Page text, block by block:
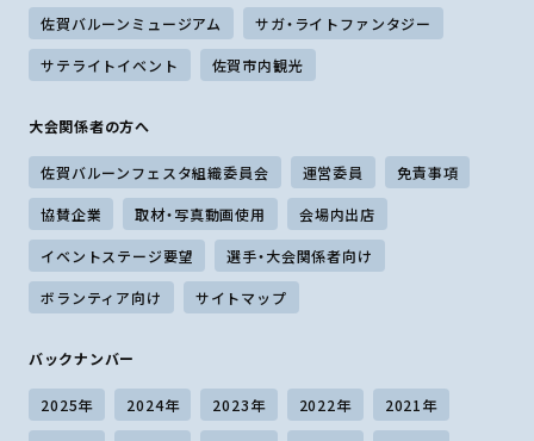
佐賀バルーンミュージアム サガ・ライトファンタジー
サテライトイベント 佐賀市内観光
大会関係者の方へ
佐賀バルーンフェスタ組織委員会 運営委員 免責事項
協賛企業 取材・写真動画使用 会場内出店
イベントステージ要望 選手・大会関係者向け
ボランティア向け サイトマップ
バックナンバー
2025年 2024年 2023年 2022年 2021年